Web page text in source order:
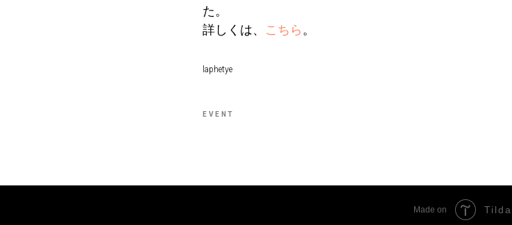
た。
詳しくは、 こちら 。
laphetye
EVENT
Made on Tilda